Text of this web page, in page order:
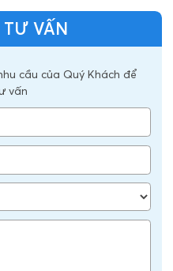
VẤN
cầu của Quý Khách để
vấn